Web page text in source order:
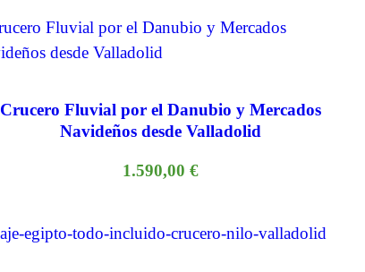
Crucero Fluvial por el Danubio y Mercados
Navideños desde Valladolid
1.590,00 €